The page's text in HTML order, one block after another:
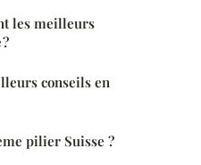
les meilleurs
conseils en
pilier Suisse ?